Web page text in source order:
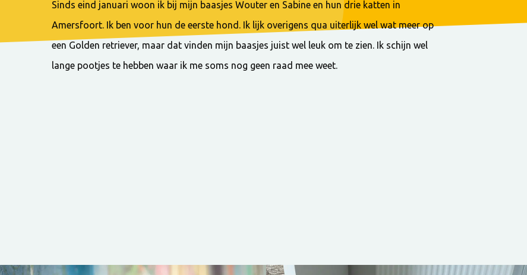
Sinds eind januari woon ik bij mijn baasjes Wouter en Sabine en hun drie katten in
Amersfoort. Ik ben voor hun de eerste hond. Ik lijk overigens qua uiterlijk wel wat meer op
een Golden retriever, maar dat vinden mijn baasjes juist wel leuk om te zien. Ik schijn wel
lange pootjes te hebben waar ik me soms nog geen raad mee weet.